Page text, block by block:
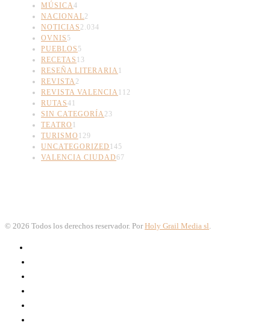
MÚSICA4
NACIONAL2
NOTICIAS 2.034
OVNIS 5
PUEBLOS 5
RECETAS 13
RESEÑA LITERARIA 1
REVISTA 2
REVISTA VALENCIA 112
RUTAS41
SIN CATEGORÍA 23
TEATRO 1
TURISMO 129
UNCATEGORIZED 145
VALENCIA CIUDAD67
© 2026 Todos los derechos reservador. Por Holy Grail Media sl